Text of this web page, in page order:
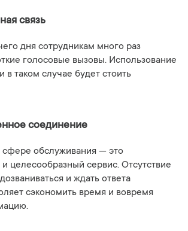
связь
дня сотрудникам много раз
голосовые вызовы. Использование
в таком случае будет стоить
соединение
обслуживания — это
целесообразный сервис. Отсутствие
и ждать ответа
сэкономить время и вовремя